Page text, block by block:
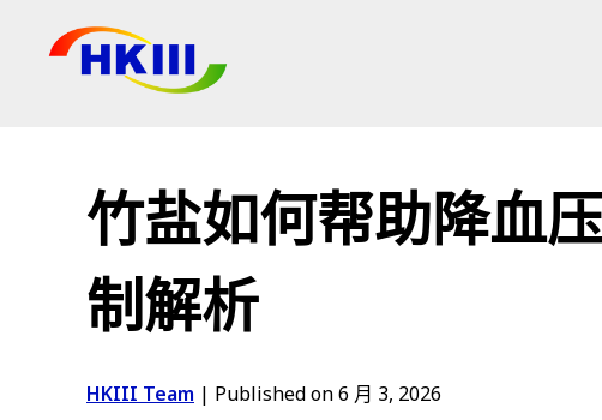
博客
竹盐如何帮助降血
制解析
HKIII Team | Published on 6 月 3, 2026